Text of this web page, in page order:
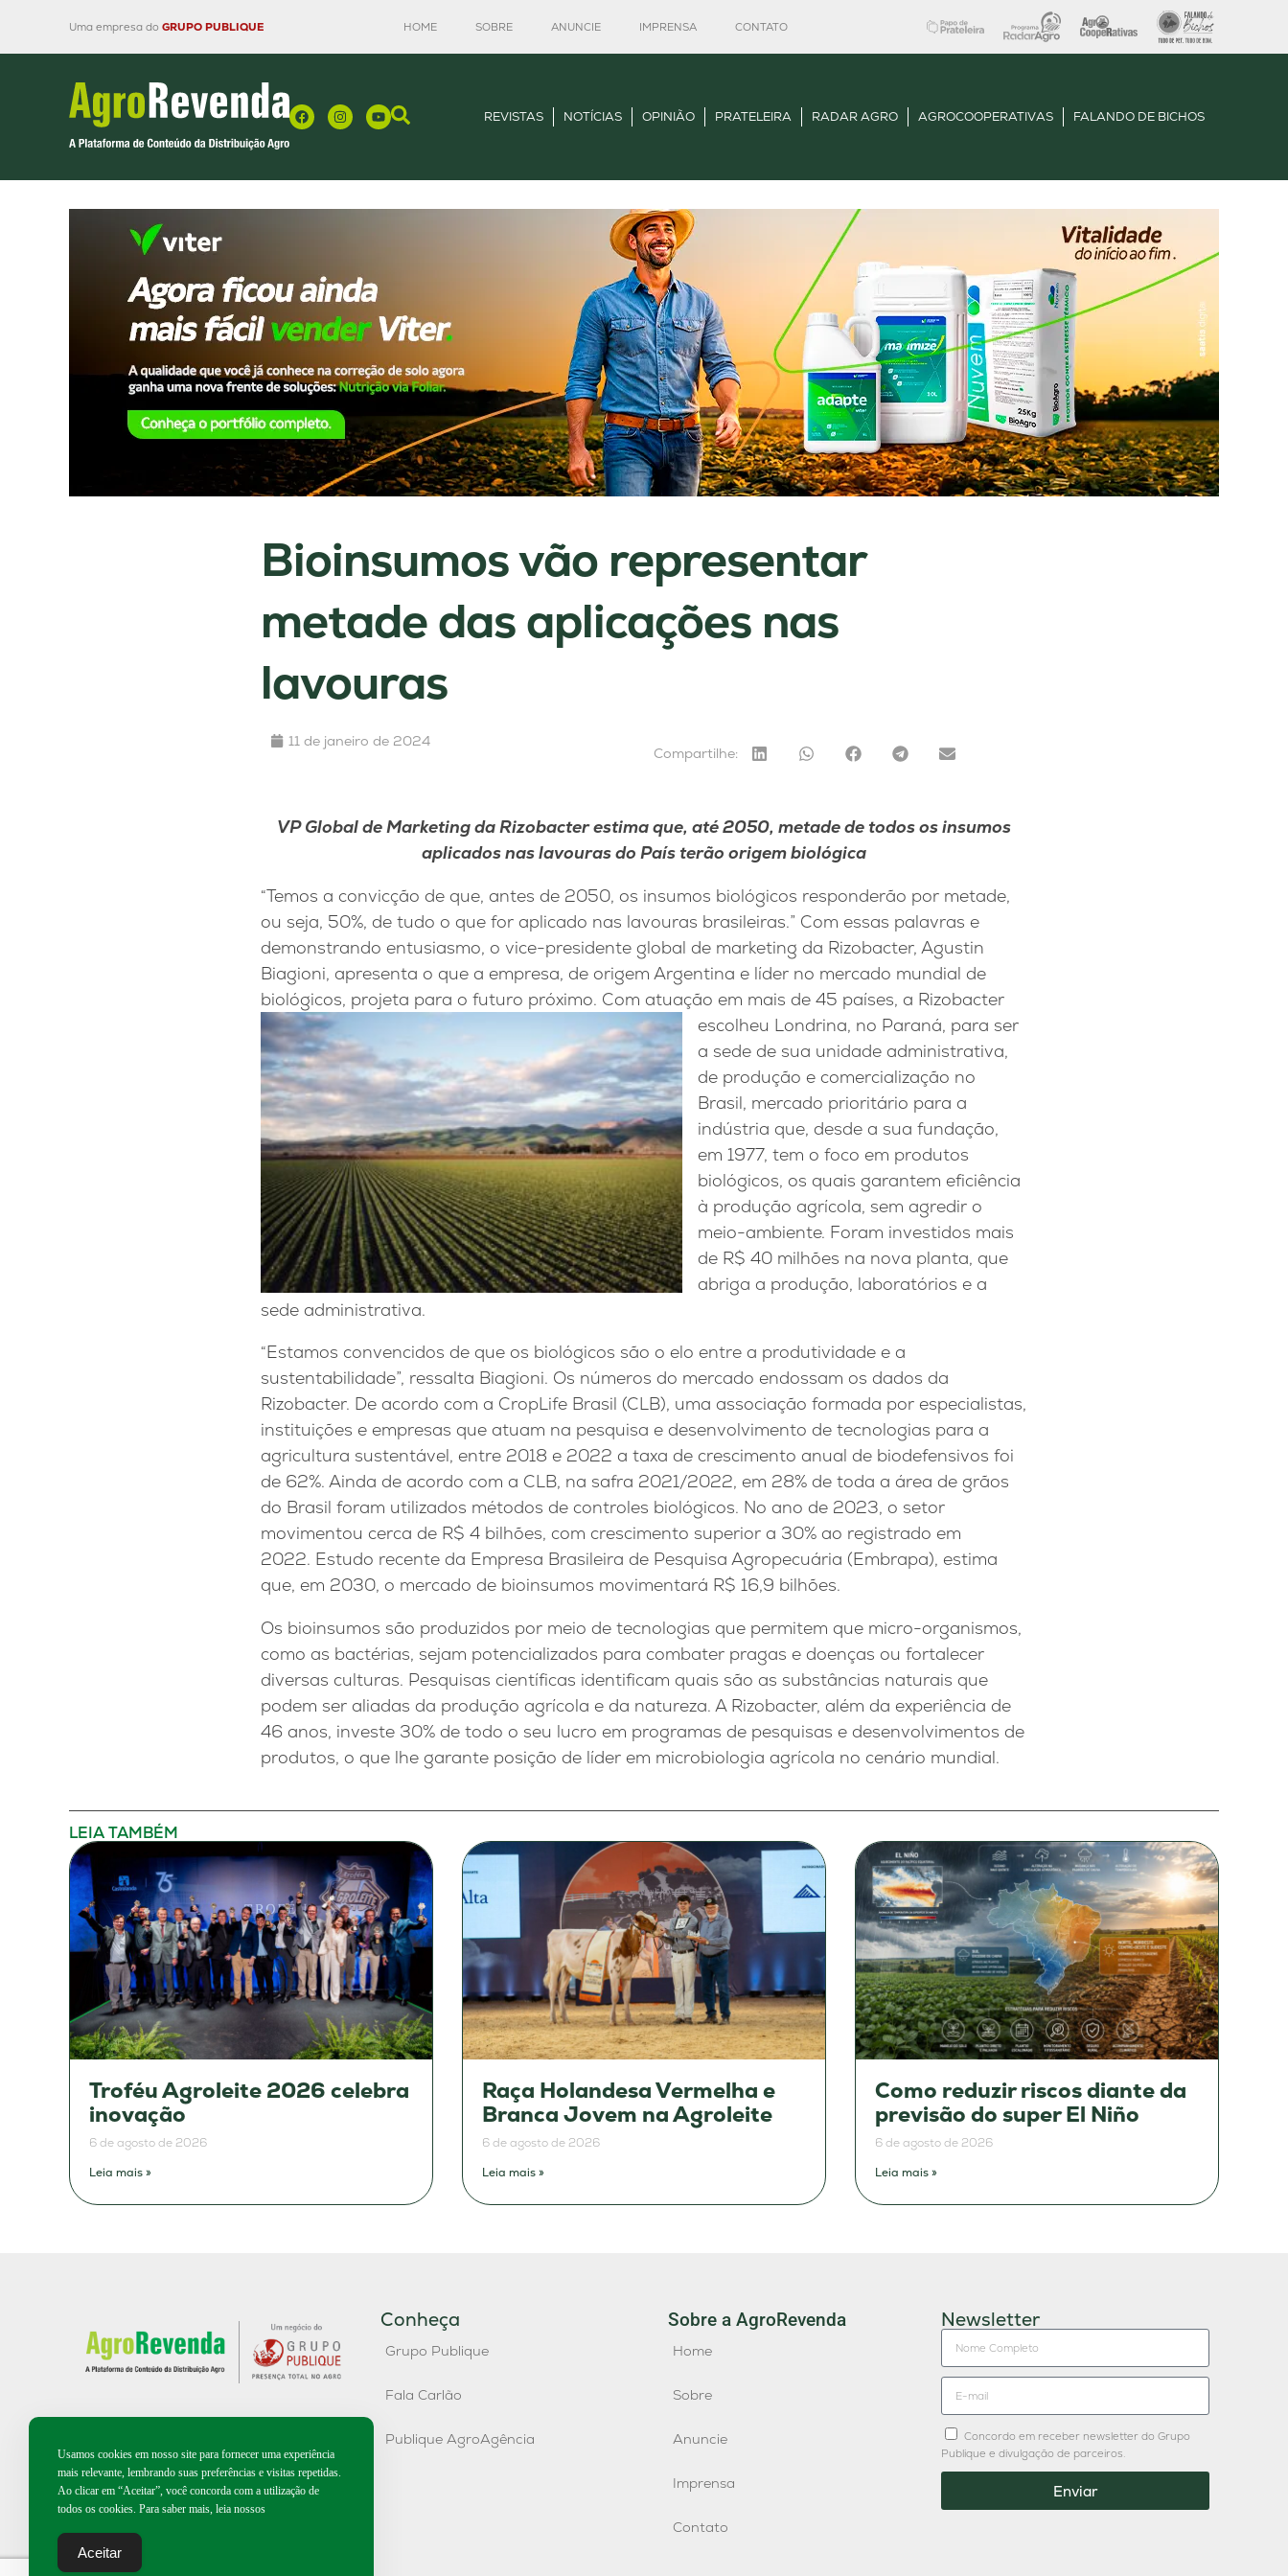
Uma empresa do GRUPO PUBLIQUE HOME SOBRE ANUNCIE IMPRENSA CONTATO
REVISTAS NOTÍCIAS OPINIÃO PRATELEIRA RADAR AGRO AGROCOOPERATIVAS FALANDO DE BICHOS
Bioinsumos vão representar
metade das aplicações nas
lavouras
11 de janeiro de 2024
Compartilhe:
VP Global de Marketing da Rizobacter estima que, até 2050, metade de todos os insumos
aplicados nas lavouras do País terão origem biológica
“Temos a convicção de que, antes de 2050, os insumos biológicos responderão por metade,
ou seja, 50%, de tudo o que for aplicado nas lavouras brasileiras.” Com essas palavras e
demonstrando entusiasmo, o vice-presidente global de marketing da Rizobacter, Agustin
Biagioni, apresenta o que a empresa, de origem Argentina e líder no mercado mundial de
biológicos, projeta para o futuro próximo. Com atuação em mais de 45 países, a Rizobacter
escolheu Londrina, no Paraná, para ser
a sede de sua unidade administrativa,
de produção e comercialização no
Brasil, mercado prioritário para a
indústria que, desde a sua fundação,
em 1977, tem o foco em produtos
biológicos, os quais garantem eficiência
à produção agrícola, sem agredir o
meio-ambiente. Foram investidos mais
de R$ 40 milhões na nova planta, que
abriga a produção, laboratórios e a
sede administrativa.
“Estamos convencidos de que os biológicos são o elo entre a produtividade e a
sustentabilidade”, ressalta Biagioni. Os números do mercado endossam os dados da
Rizobacter. De acordo com a CropLife Brasil (CLB), uma associação formada por especialistas,
instituições e empresas que atuam na pesquisa e desenvolvimento de tecnologias para a
agricultura sustentável, entre 2018 e 2022 a taxa de crescimento anual de biodefensivos foi
de 62%. Ainda de acordo com a CLB, na safra 2021/2022, em 28% de toda a área de grãos
do Brasil foram utilizados métodos de controles biológicos. No ano de 2023, o setor
movimentou cerca de R$ 4 bilhões, com crescimento superior a 30% ao registrado em
2022. Estudo recente da Empresa Brasileira de Pesquisa Agropecuária (Embrapa), estima
que, em 2030, o mercado de bioinsumos movimentará R$ 16,9 bilhões.
Os bioinsumos são produzidos por meio de tecnologias que permitem que micro-organismos,
como as bactérias, sejam potencializados para combater pragas e doenças ou fortalecer
diversas culturas. Pesquisas científicas identificam quais são as substâncias naturais que
podem ser aliadas da produção agrícola e da natureza. A Rizobacter, além da experiência de
46 anos, investe 30% de todo o seu lucro em programas de pesquisas e desenvolvimentos de
produtos, o que lhe garante posição de líder em microbiologia agrícola no cenário mundial.
LEIA TAMBÉM
Troféu Agroleite 2026 celebra
inovação
6 de agosto de 2026
Leia mais »
Raça Holandesa Vermelha e
Branca Jovem na Agroleite
6 de agosto de 2026
Leia mais »
Como reduzir riscos diante da
previsão do super El Niño
6 de agosto de 2026
Leia mais »
Conheça
Grupo Publique
Fala Carlão
Publique AgroAgência
Sobre a AgroRevenda
Home
Sobre
Anuncie
Imprensa
Contato
Newsletter
Concordo em receber newsletter do Grupo
Publique e divulgação de parceiros.
Enviar
Usamos cookies em nosso site para fornecer uma experiência
mais relevante, lembrando suas preferências e visitas repetidas.
Ao clicar em “Aceitar”, você concorda com a utilização de
todos os cookies. Para saber mais, leia nossos
Aceitar